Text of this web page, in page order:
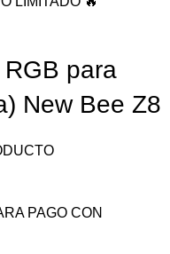
para
New Bee Z8
PAGO CON